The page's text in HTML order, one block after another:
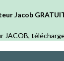
Jacob